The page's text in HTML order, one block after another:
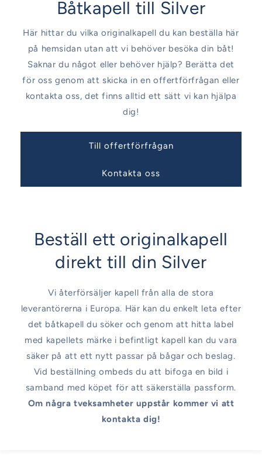
Båtkapell till Silver
Här hittar du vilka originalkapell du kan beställa här
på hemsidan utan att vi behöver besöka din båt!
Saknar du något eller behöver hjälp? Berätta det
för oss genom att skicka in en offertförfrågan eller
kontakta oss, det finns alltid ett sätt vi kan hjälpa
dig!
Till offertförfrågan
Kontakta oss
Beställ ett originalkapell
direkt till din Silver
Vi återförsäljer kapell från alla de stora
leverantörerna i Europa. Här kan du enkelt leta efter
det båtkapell du söker och genom att hitta label
med kapellets märke i befintligt kapell kan du vara
säker på att ett nytt passar på bågar och beslag.
Vid beställning ombeds du att bifoga en bild i
samband med köpet för att säkerställa passform.
Om några tveksamheter uppstår kommer vi att
kontakta dig!